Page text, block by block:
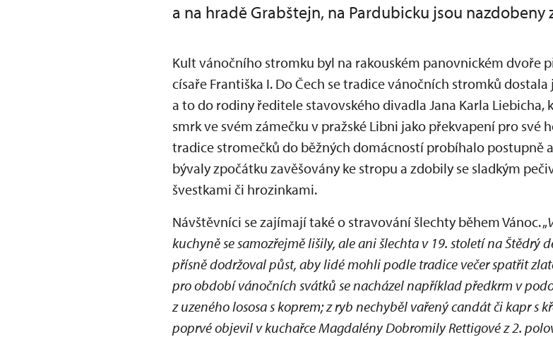
a na hradě Grabštejn, na Pardubicku jsou nazdobeny
Kult vánočního stromku byl na rakouském panovnickém dvoře
císaře Františka I. Do Čech se tradice vánočních stromků
a to do rodiny ředitele stavovského divadla Jana Karla
smrk ve svém zámečku v pražské Libni jako překvapení pro své
tradice stromečků do běžných domácností probíhalo postupně
bývaly zpočátku zavěšovány ke stropu a zdobily se sladkým
švestkami či hrozinkami.
Návštěvníci se zajímají také o stravování šlechty během Vánoc. „
kuchyně se samozřejmě lišily, ale ani šlechta v 19. století na Štědrý
přísně dodržoval půst, aby lidé mohli podle tradice večer spatřit
pro období vánočních svátků se nacházel například předkrm v
z uzeného lososa s koprem; z ryb nechyběl vařený candát či kapr s
poprvé objevil v kuchařce Magdalény Dobromily Rettigové z 2.